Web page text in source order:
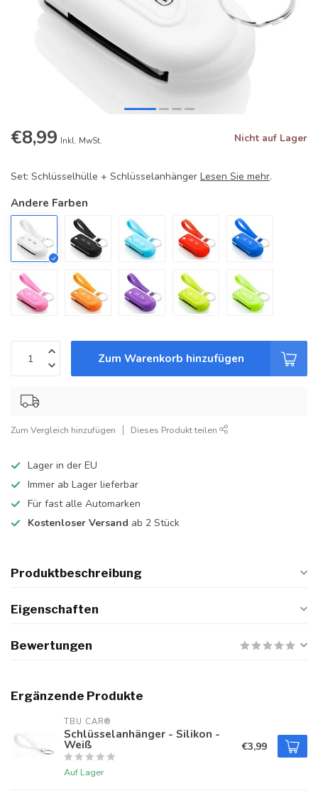
€8,99 Inkl. MwSt. Nicht auf Lager
Set: Schlüsselhülle + Schlüsselanhänger Lesen Sie mehr.
Andere Farben
Zum Warenkorb hinzufügen
Zum Vergleich hinzufügen Dieses Produkt teilen
Lager in der EU
Immer ab Lager lieferbar
Für fast alle Automarken
Kostenloser Versand ab 2 Stück
Produktbeschreibung
Eigenschaften
Bewertungen
Ergänzende Produkte
TBU CAR®
Schlüsselanhänger - Silikon -
Weiß
Auf Lager
€3,99